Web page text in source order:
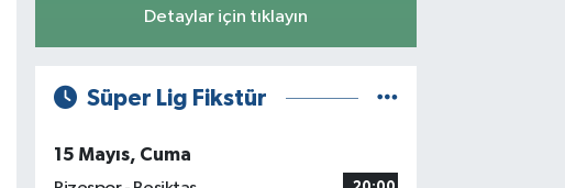
Detaylar için tıklayın
Süper Lig Fikstür
15 Mayıs, Cuma